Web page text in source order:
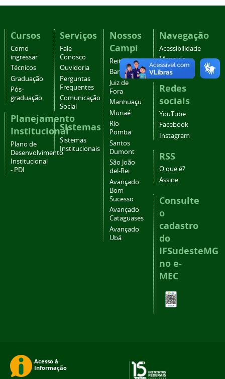
Cursos
Como
ingressar
Técnicos
Graduação
Pós-
graduação
Planejamento
Institucional
Plano de
Desenvolvimento
Institucional
- PDI
Serviços
Fale
Conosco
Ouvidoria
Perguntas
Frequentes
Comunicação
Social
Sistemas
Sistemas
Institucionais
Nossos
Campi
Reitoria
Barbacena
Juiz de
Fora
Manhuaçu
Muriaé
Rio
Pomba
Santos
Dumont
São João
del-Rei
Avançado
Bom
Sucesso
Avançado
Cataguases
Avançado
Ubá
Navegação
Acessibilidade
Mapa do
site
Redes
sociais
YouTube
Facebook
Instagram
RSS
O que é?
Assine
Consulte
o
cadastro
do
IFSudesteMG
no e-
MEC